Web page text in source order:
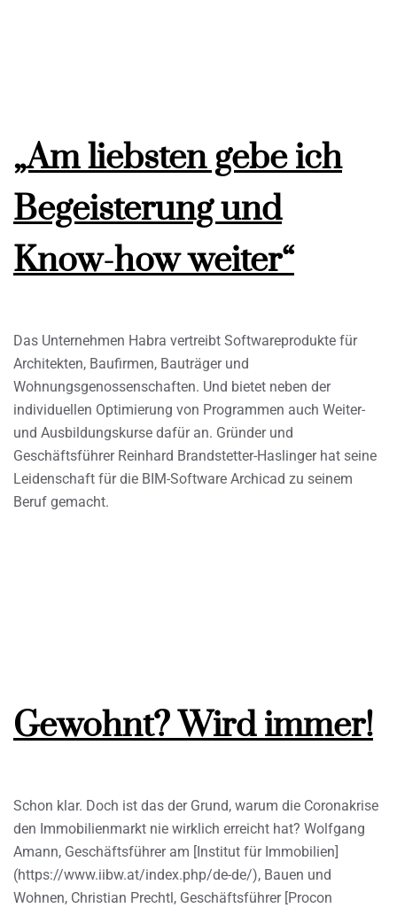
„Am liebsten gebe ich
Begeisterung und
Know-how weiter“
Das Unternehmen Habra vertreibt Softwareprodukte für
Architekten, Baufirmen, Bauträger und
Wohnungsgenossenschaften. Und bietet neben der
individuellen Optimierung von Programmen auch Weiter-
und Ausbildungskurse dafür an. Gründer und
Geschäftsführer Reinhard Brandstetter-Haslinger hat seine
Leidenschaft für die BIM-Software Archicad zu seinem
Beruf gemacht.
Gewohnt? Wird immer!
Schon klar. Doch ist das der Grund, warum die Coronakrise
den Immobilienmarkt nie wirklich erreicht hat? Wolfgang
Amann, Geschäftsführer am [Institut für Immobilien]
(https://www.iibw.at/index.php/de-de/), Bauen und
Wohnen, Christian Prechtl, Geschäftsführer [Procon